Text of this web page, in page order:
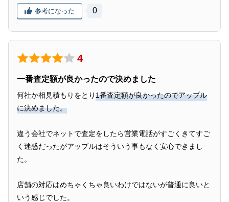
参考になった 0
4
一番査定額が良かったので決めました
何社か相見積もりをとり1番査定額が良かったのでアップル
に決めました。
違う会社でネットで査定をしたら営業電話がすごくきてすご
く迷惑だったがアップルはそういう事もなく安心できまし
た。
店舗の対応はめちゃくちゃ良いわけではないが普通に良いと
いう感じでした。